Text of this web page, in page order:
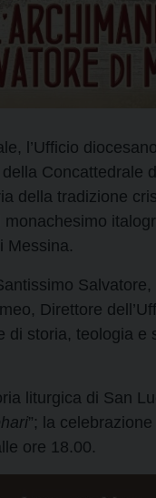
l’Ufficio
Concattedrale
della tradizione
Messina.
Direttore
di storia, teologia e
liturgica di San
”; la
ore 18.00.